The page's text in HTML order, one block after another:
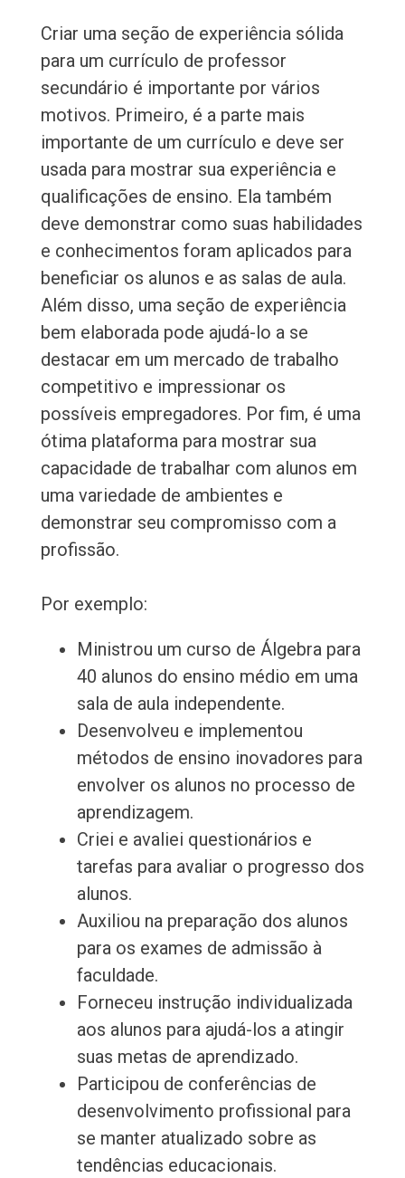
Criar uma seção de experiência sólida
para um currículo de professor
secundário é importante por vários
motivos. Primeiro, é a parte mais
importante de um currículo e deve ser
usada para mostrar sua experiência e
qualificações de ensino. Ela também
deve demonstrar como suas habilidades
e conhecimentos foram aplicados para
beneficiar os alunos e as salas de aula.
Além disso, uma seção de experiência
bem elaborada pode ajudá-lo a se
destacar em um mercado de trabalho
competitivo e impressionar os
possíveis empregadores. Por fim, é uma
ótima plataforma para mostrar sua
capacidade de trabalhar com alunos em
uma variedade de ambientes e
demonstrar seu compromisso com a
profissão.
Por exemplo:
Ministrou um curso de Álgebra para
40 alunos do ensino médio em uma
sala de aula independente.
Desenvolveu e implementou
métodos de ensino inovadores para
envolver os alunos no processo de
aprendizagem.
Criei e avaliei questionários e
tarefas para avaliar o progresso dos
alunos.
Auxiliou na preparação dos alunos
para os exames de admissão à
faculdade.
Forneceu instrução individualizada
aos alunos para ajudá-los a atingir
suas metas de aprendizado.
Participou de conferências de
desenvolvimento profissional para
se manter atualizado sobre as
tendências educacionais.